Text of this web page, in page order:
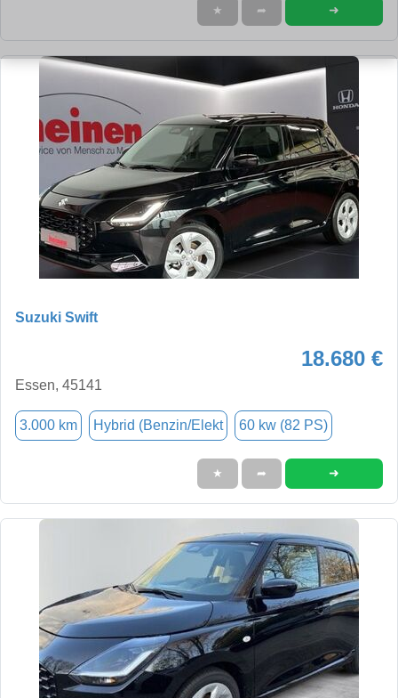
★ ➦ ➜
Suzuki Swift
18.680 €
Essen, 45141
3.000 km Hybrid (Benzin/Elekt 60 kw (82 PS)
★ ➦ ➜